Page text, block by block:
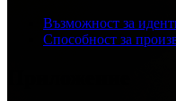
Възможност за
Способност за